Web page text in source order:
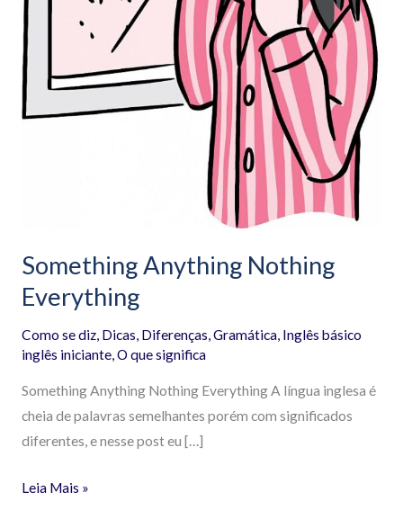
Something Anything Nothing
Everything
Como se diz, Dicas, Diferenças,Gramática, Inglês básico
inglês iniciante,O que significa
Something Anything Nothing Everything A língua inglesa é
cheia de palavras semelhantes porém com significados
diferentes, e nesse post eu […]
Leia Mais »